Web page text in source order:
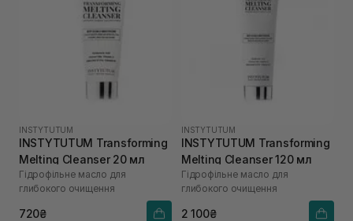
INSTYTUTUM
INSTYTUTUM Transforming
Melting Cleanser 20 мл
Гідрофільне масло для
глибокого очищення
720₴
INSTYTUTUM
INSTYTUTUM Transforming
Melting Cleanser 120 мл
Гідрофільне масло для
глибокого очищення
2 100₴